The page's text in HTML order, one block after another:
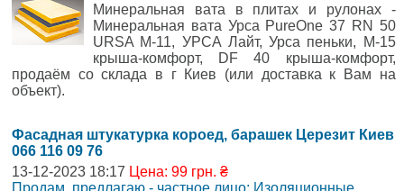
Минеральная вата в плитах и рулонах -
Минеральная вата Урса PureOne 37 RN 50
URSA М-11, УРСА Лайт, Урса пеньки, М-15
крыша-комфорт, DF 40 крыша-комфорт,
продаём со склада в г Киев (или доставка к Вам на
объект).
Фасадная штукатурка короед, барашек Церезит Киев
066 116 09 76
13-12-2023 18:17 Цена: 99 грн. ₴
Продам, предлагаю - частное лицо: Изоляционные